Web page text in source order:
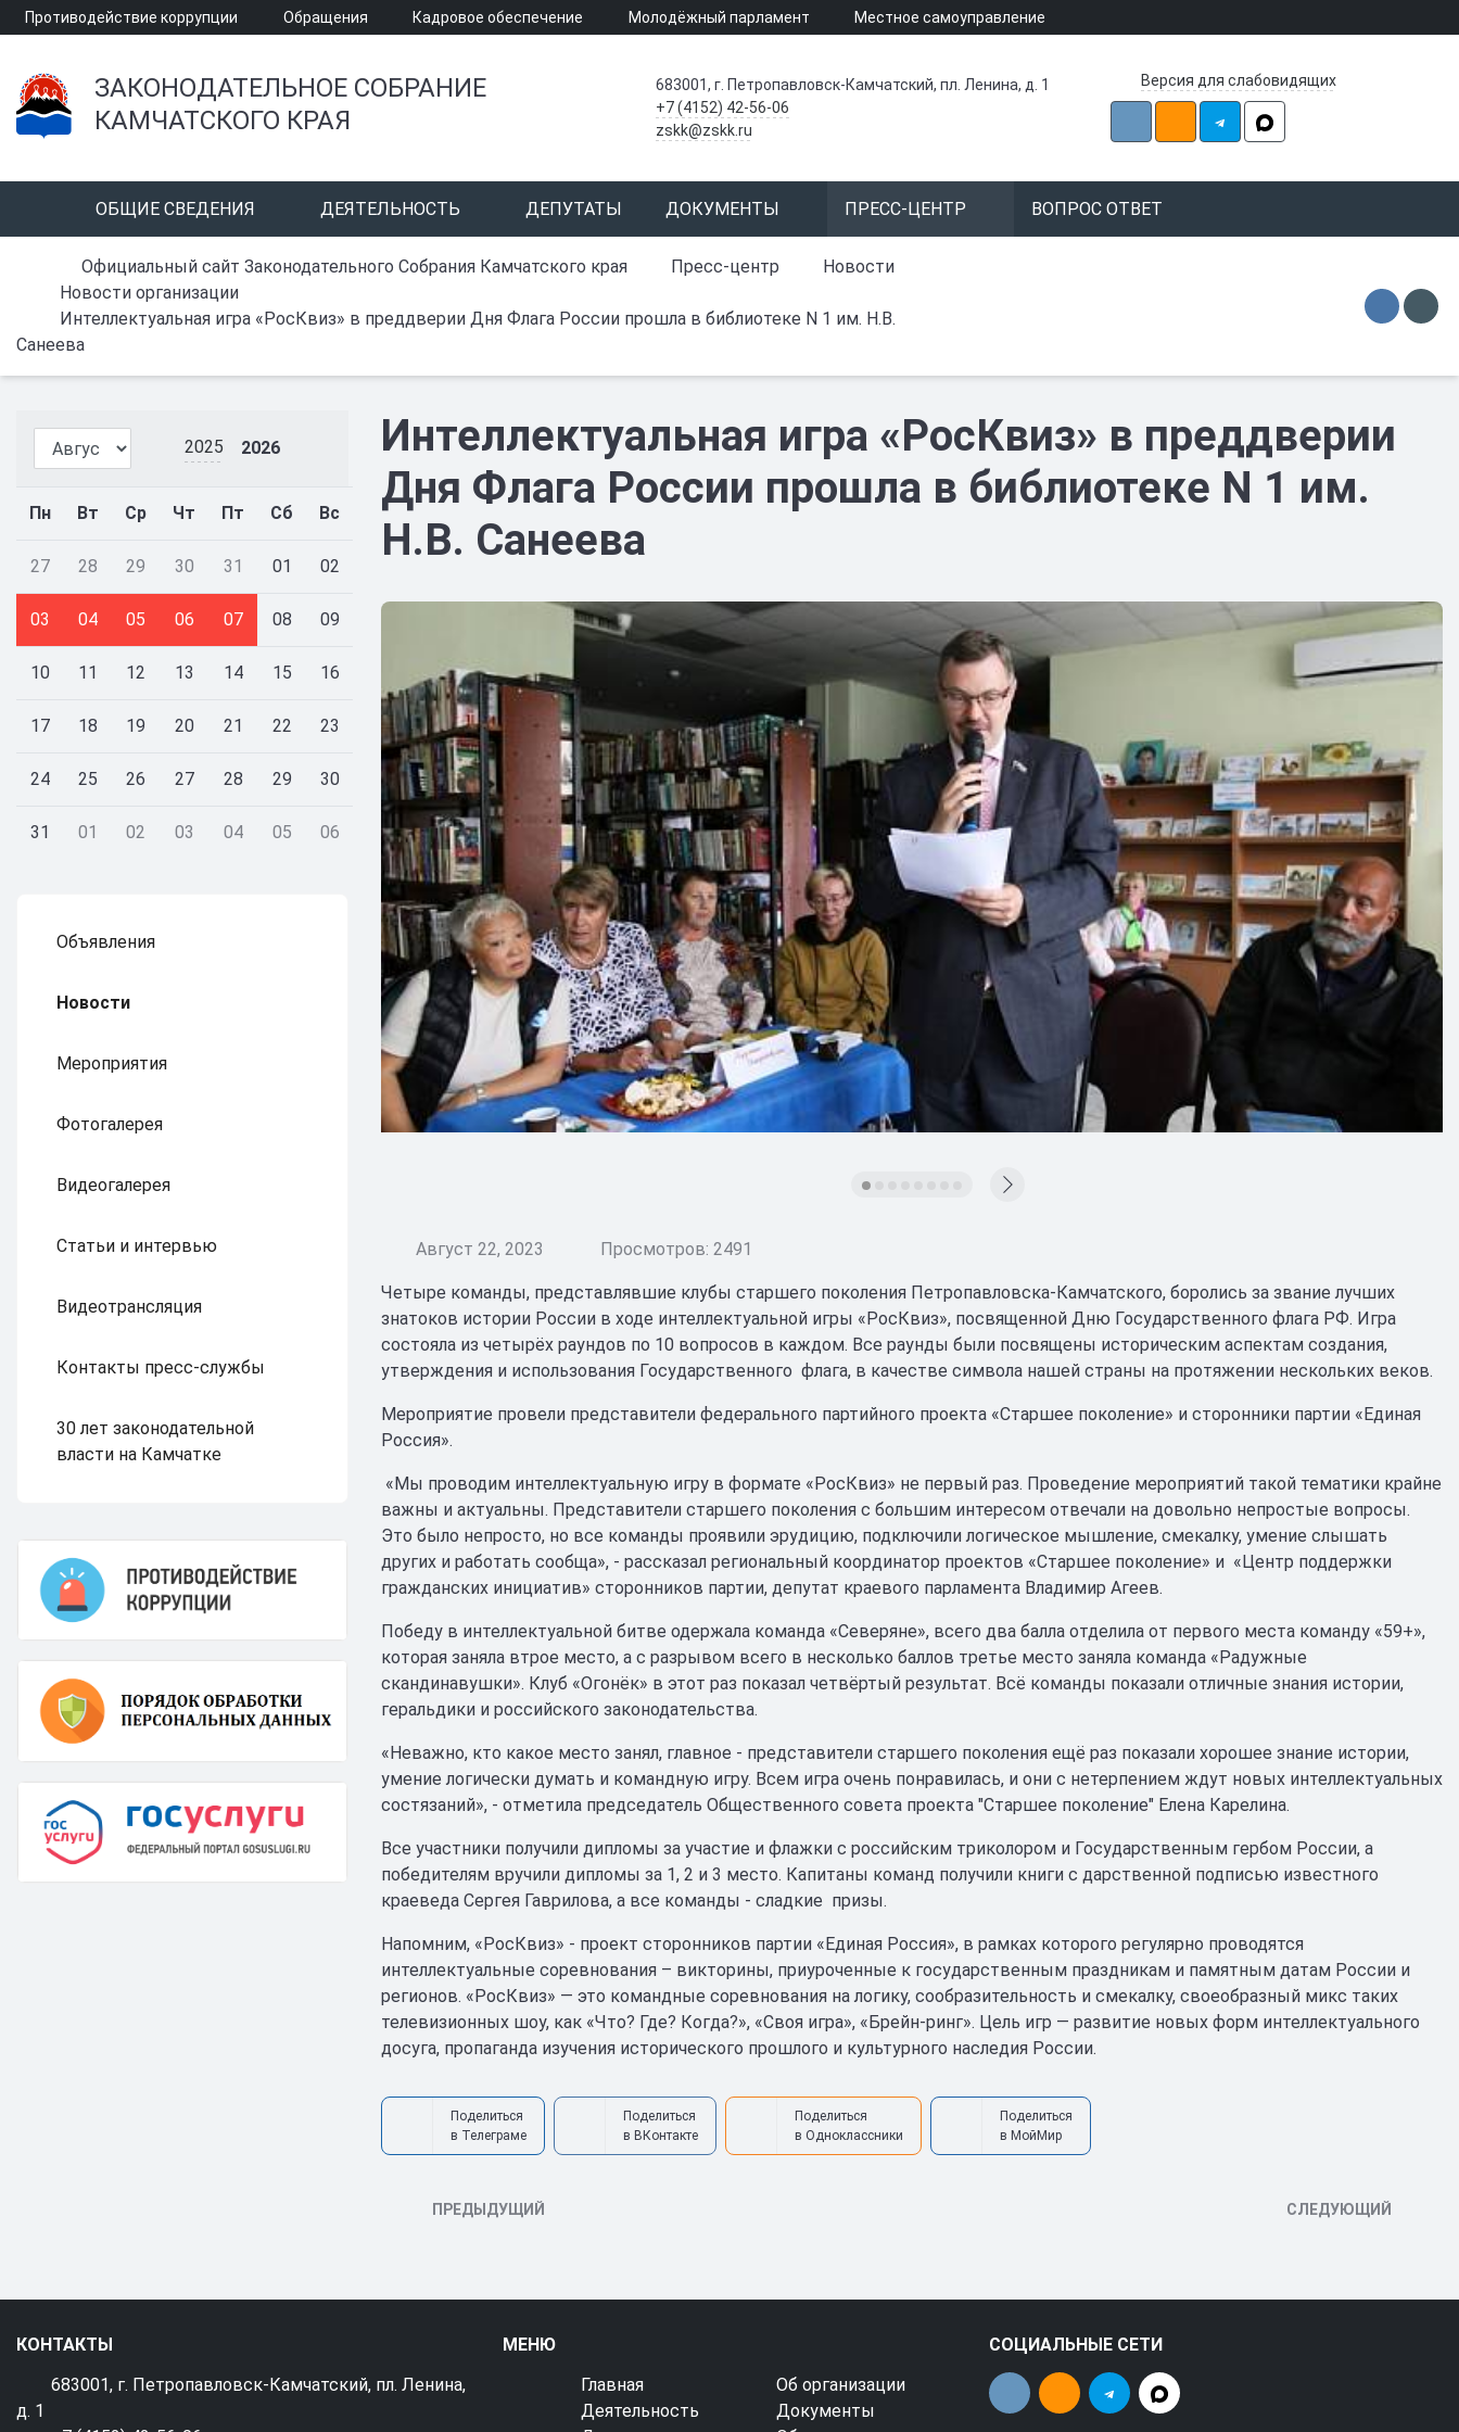
Противодействие коррупции Обращения Кадровое обеспечение Молодёжный парламент Местное самоуправление
ЗАКОНОДАТЕЛЬНОЕ СОБРАНИЕ
КАМЧАТСКОГО КРАЯ
683001, г. Петропавловск-Камчатский, пл. Ленина, д. 1
+7 (4152) 42-56-06
zskk@zskk.ru
Версия для слабовидящих
ОБЩИЕ СВЕДЕНИЯ ДЕЯТЕЛЬНОСТЬ ДЕПУТАТЫ ДОКУМЕНТЫ ПРЕСС-ЦЕНТР ВОПРОС ОТВЕТ
Официальный сайт Законодательного Собрания Камчатского края Пресс-центр
Новости
Новости организации
Интеллектуальная игра «РосКвиз» в преддверии Дня Флага России прошла в библиотеке N 1 им. Н.В.
Санеева
2025 2026
Пн Вт Ср Чт Пт Сб Вс
27 28 29 30 31 01 02
03 04 05 06 07 08 09
10 11 12 13 14 15 16
17 18 19 20 21 22 23
24 25 26 27 28 29 30
31 01 02 03 04 05 06
Объявления
Новости
Мероприятия
Фотогалерея
Видеогалерея
Статьи и интервью
Видеотрансляция
Контакты пресс-службы
30 лет законодательной
власти на Камчатке
Интеллектуальная игра «РосКвиз» в преддверии
Дня Флага России прошла в библиотеке N 1 им.
Н.В. Санеева
Август 22, 2023 Просмотров: 2491
Четыре команды, представлявшие клубы старшего поколения Петропавловска-Камчатского, боролись за звание лучших
знатоков истории России в ходе интеллектуальной игры «РосКвиз», посвященной Дню Государственного флага РФ. Игра
состояла из четырёх раундов по 10 вопросов в каждом. Все раунды были посвящены историческим аспектам создания,
утверждения и использования Государственного флага, в качестве символа нашей страны на протяжении нескольких веков.
Мероприятие провели представители федерального партийного проекта «Старшее поколение» и сторонники партии «Единая
Россия».
«Мы проводим интеллектуальную игру в формате «РосКвиз» не первый раз. Проведение мероприятий такой тематики крайне
важны и актуальны. Представители старшего поколения с большим интересом отвечали на довольно непростые вопросы.
Это было непросто, но все команды проявили эрудицию, подключили логическое мышление, смекалку, умение слышать
других и работать сообща», - рассказал региональный координатор проектов «Старшее поколение» и «Центр поддержки
гражданских инициатив» сторонников партии, депутат краевого парламента Владимир Агеев.
Победу в интеллектуальной битве одержала команда «Северяне», всего два балла отделила от первого места команду «59+»,
которая заняла втрое место, а с разрывом всего в несколько баллов третье место заняла команда «Радужные
скандинавушки». Клуб «Огонёк» в этот раз показал четвёртый результат. Всё команды показали отличные знания истории,
геральдики и российского законодательства.
«Неважно, кто какое место занял, главное - представители старшего поколения ещё раз показали хорошее знание истории,
умение логически думать и командную игру. Всем игра очень понравилась, и они с нетерпением ждут новых интеллектуальных
состязаний», - отметила председатель Общественного совета проекта "Старшее поколение" Елена Карелина.
Все участники получили дипломы за участие и флажки с российским триколором и Государственным гербом России, а
победителям вручили дипломы за 1, 2 и 3 место. Капитаны команд получили книги с дарственной подписью известного
краеведа Сергея Гаврилова, а все команды - сладкие призы.
Напомним, «РосКвиз» - проект сторонников партии «Единая Россия», в рамках которого регулярно проводятся
интеллектуальные соревнования – викторины, приуроченные к государственным праздникам и памятным датам России и
регионов. «РосКвиз» — это командные соревнования на логику, сообразительность и смекалку, своеобразный микс таких
телевизионных шоу, как «Что? Где? Когда?», «Своя игра», «Брейн-ринг». Цель игр — развитие новых форм интеллектуального
досуга, пропаганда изучения исторического прошлого и культурного наследия России.
Поделиться
в Телеграме
Поделиться
в ВКонтакте
Поделиться
в Одноклассники
Поделиться
в МойМир
ПРЕДЫДУЩИЙ СЛЕДУЮЩИЙ
КОНТАКТЫ
683001, г. Петропавловск-Камчатский, пл. Ленина,
д. 1
МЕНЮ
Главная
Об организации
Деятельность
Документы
СОЦИАЛЬНЫЕ СЕТИ